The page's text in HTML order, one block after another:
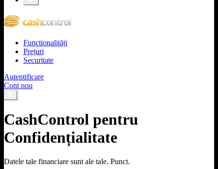
Functionalități
Prețuri
Securitate
Autentificare
Cont nou
CashControl pentru
Confidențialitate
Datele tale financiare sunt ale tale. Punct.